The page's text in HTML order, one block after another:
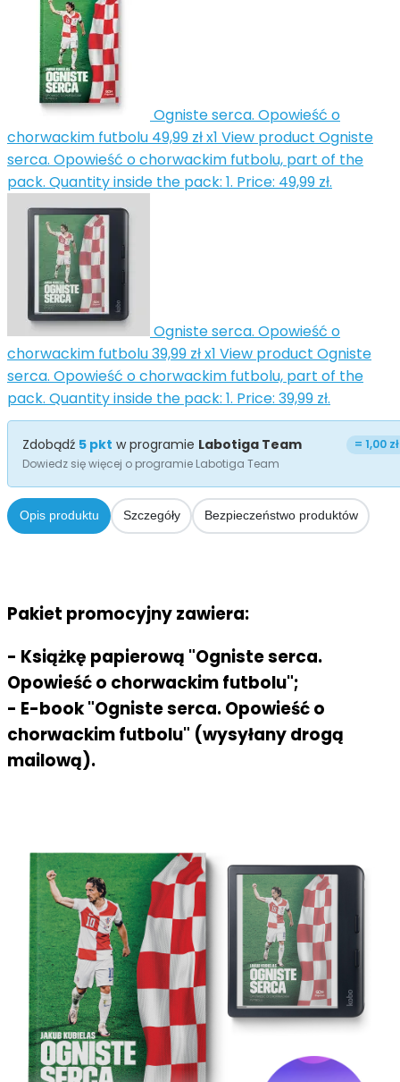
Ogniste serca. Opowieść o
chorwackim futbolu 49,99 złx1 View product Ogniste
serca. Opowieść o chorwackim futbolu, part of the
pack. Quantity inside the pack: 1. Price: 49,99 zł.
Ogniste serca. Opowieść o
chorwackim futbolu39,99 złx1 View product Ogniste
serca. Opowieść o chorwackim futbolu, part of the
pack. Quantity inside the pack: 1. Price: 39,99 zł.
Zdobądź 5 pkt w programie Labotiga Team =1,00 zł
Dowiedz się więcej o programie Labotiga Team
Opis produktu Szczegóły Bezpieczeństwo produktów
Pakiet promocyjny zawiera:
- Książkę papierową "Ogniste serca.
Opowieść o chorwackim futbolu";
- E-book "Ogniste serca. Opowieść o
chorwackim futbolu" (wysyłany drogą
mailową).